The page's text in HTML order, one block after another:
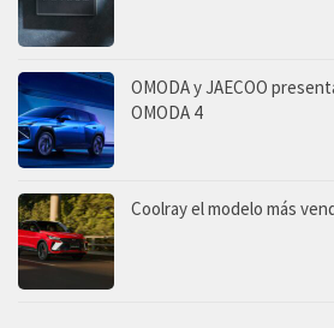
OMODA y JAECOO
OMODA 4
Coolray el modelo más